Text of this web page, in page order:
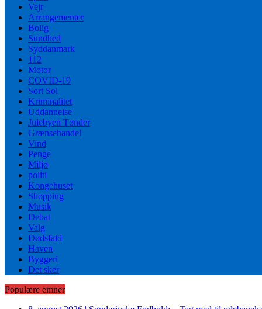
Vejr
Arrangementer
Bolig
Sundhed
Syddanmark
112
Motor
COVID-19
Sort Sol
Kriminalitet
Uddannelse
Julebyen Tønder
Grænsehandel
Vind
Penge
Miljø
politi
Kongehuset
Shopping
Musik
Debat
Valg
Dødsfald
Haven
Byggeri
Det sker
Populære emner